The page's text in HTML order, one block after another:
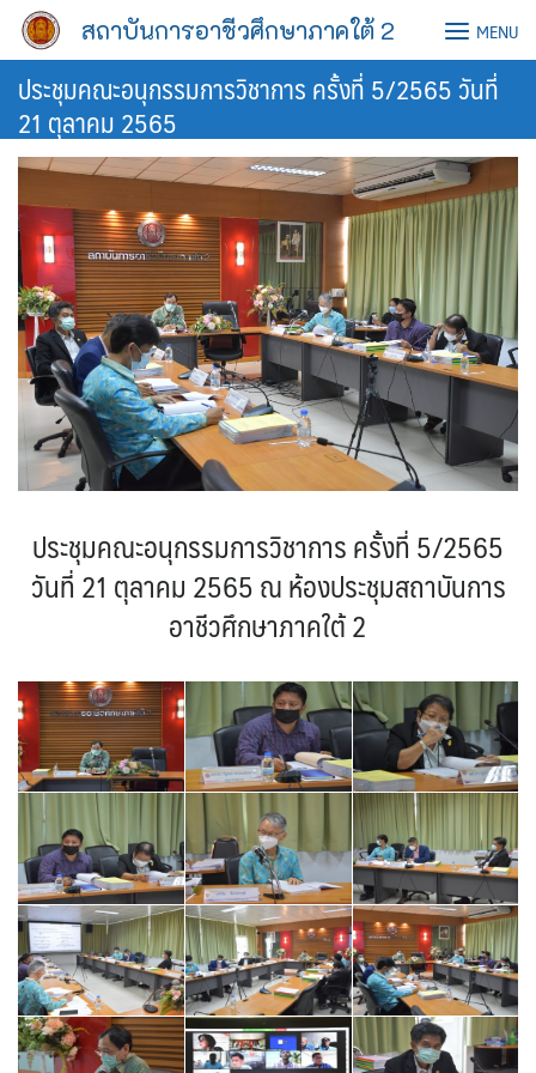
Skip
content
สถาบันการอาชีวศึกษาภาคใต้ 2 MENU
ประชุมคณะอนุกรรมการวิชาการ ครั้งที่ 5/2565 วันที่
21 ตุลาคม 2565
ประชุมคณะอนุกรรมการวิชาการ ครั้งที่ 5/2565
วันที่ 21 ตุลาคม 2565 ณ ห้องประชุมสถาบันการ
อาชีวศึกษาภาคใต้ 2